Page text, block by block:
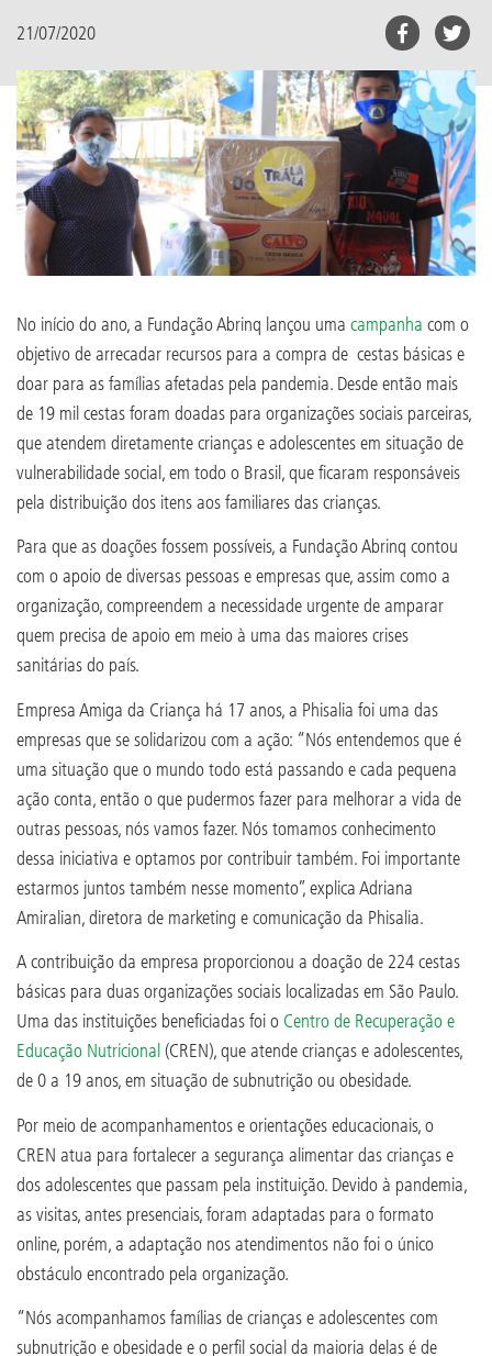
21/07/2020
No início do ano, a Fundação Abrinq lançou uma campanha com o
objetivo de arrecadar recursos para a compra de cestas básicas e
doar para as famílias afetadas pela pandemia. Desde então mais
de 19 mil cestas foram doadas para organizações sociais parceiras,
que atendem diretamente crianças e adolescentes em situação de
vulnerabilidade social, em todo o Brasil, que ficaram responsáveis
pela distribuição dos itens aos familiares das crianças.
Para que as doações fossem possíveis, a Fundação Abrinq contou
com o apoio de diversas pessoas e empresas que, assim como a
organização, compreendem a necessidade urgente de amparar
quem precisa de apoio em meio à uma das maiores crises
sanitárias do país.
Empresa Amiga da Criança há 17 anos, a Phisalia foi uma das
empresas que se solidarizou com a ação: “Nós entendemos que é
uma situação que o mundo todo está passando e cada pequena
ação conta, então o que pudermos fazer para melhorar a vida de
outras pessoas, nós vamos fazer. Nós tomamos conhecimento
dessa iniciativa e optamos por contribuir também. Foi importante
estarmos juntos também nesse momento”, explica Adriana
Amiralian, diretora de marketing e comunicação da Phisalia.
A contribuição da empresa proporcionou a doação de 224 cestas
básicas para duas organizações sociais localizadas em São Paulo.
Uma das instituições beneficiadas foi o Centro de Recuperação e
Educação Nutricional(CREN), que atende crianças e adolescentes,
de 0 a 19 anos, em situação de subnutrição ou obesidade.
Por meio de acompanhamentos e orientações educacionais, o
CREN atua para fortalecer a segurança alimentar das crianças e
dos adolescentes que passam pela instituição. Devido à pandemia,
as visitas, antes presenciais, foram adaptadas para o formato
online, porém, a adaptação nos atendimentos não foi o único
obstáculo encontrado pela organização.
“Nós acompanhamos famílias de crianças e adolescentes com
subnutrição e obesidade e o perfil social da maioria delas é de